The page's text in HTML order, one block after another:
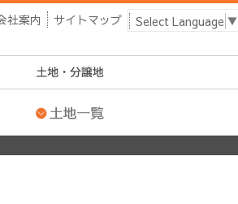
社案内 サイトマップ Select Language ▼